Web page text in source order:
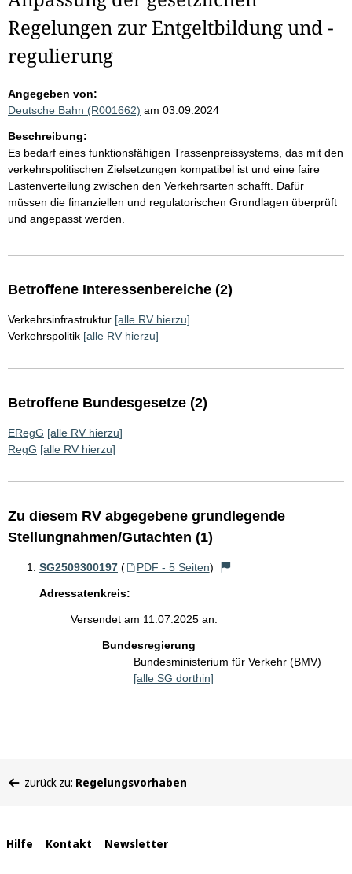
Regelungen zur Entgeltbildung und -
regulierung
Angegeben von:
Deutsche Bahn (R001662) am 03.09.2024
Beschreibung:
Es bedarf eines funktionsfähigen Trassenpreissystems, das mit den
verkehrspolitischen Zielsetzungen kompatibel ist und eine faire
Lastenverteilung zwischen den Verkehrsarten schafft. Dafür
müssen die finanziellen und regulatorischen Grundlagen überprüft
und angepasst werden.
Betroffene Interessenbereiche (2)
Verkehrsinfrastruktur [alle RV hierzu]
Verkehrspolitik [alle RV hierzu]
Betroffene Bundesgesetze (2)
ERegG [alle RV hierzu]
RegG [alle RV hierzu]
Zu diesem RV abgegebene grundlegende
Stellungnahmen/Gutachten (1)
SG2509300197 ( PDF - 5 Seiten)
Adressatenkreis:
Versendet am 11.07.2025 an:
Bundesregierung
Bundesministerium für Verkehr (BMV)
[alle SG dorthin]
befinden
zurück zu: Regelungsvorhaben
Interne
Hilfe Kontakt Newsletter